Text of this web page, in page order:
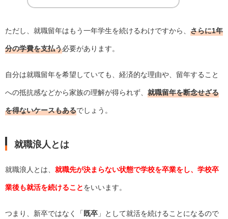
ただし、就職留年はもう一年学生を続けるわけですから、 さらに1年
分の学費を支払う必要があります。
自分は就職留年を希望していても、経済的な理由や、留年すること
への抵抗感などから家族の理解が得られず、 就職留年を断念せざる
を得ないケースもあるでしょう。
就職浪人とは
就職浪人とは、 就職先が決まらない状態で学校を卒業をし、学校卒
業後も就活を続けることをいいます。
つまり、新卒ではなく「 既卒 」として就活を続けることになるので